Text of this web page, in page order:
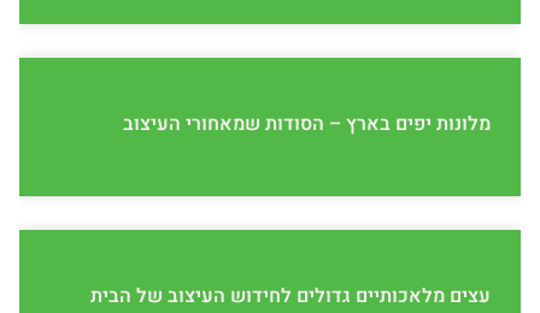
מלונות יפים בארץ – הסודות שמאחורי העיצוב
עצים מלאכותיים גדולים לחידוש העיצוב של הבית